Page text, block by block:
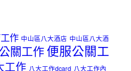
作 中山區八大酒店 中山區八大酒
關工作便服公關工
工作 八大工作dcard 八大工作內